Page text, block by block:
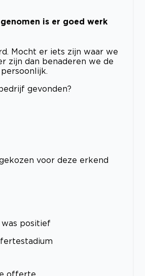
is er goed werk
Mocht er iets zijn waar we
zijn dan benaderen we de
gevonden?
voor deze erkend
positief
offerte